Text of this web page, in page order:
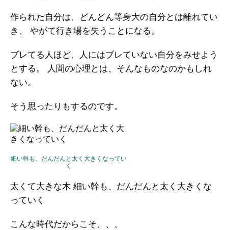
作られた自分は、どんどん等身大の自分とは離れてい
き、
やがて行き場を失うことになる。
ブレてる人ほど、人にはブレていない自分をみせよう
とする。
人間の心理とは、そんなものなのかもしれ
ない。
そう思ったりもするのです。
細い幹も、だんだんと太く大きくなってい
く
太くて大きな木 細い幹も、だんだんと太く大きくな
っていく
こんな時代だからこそ、、、